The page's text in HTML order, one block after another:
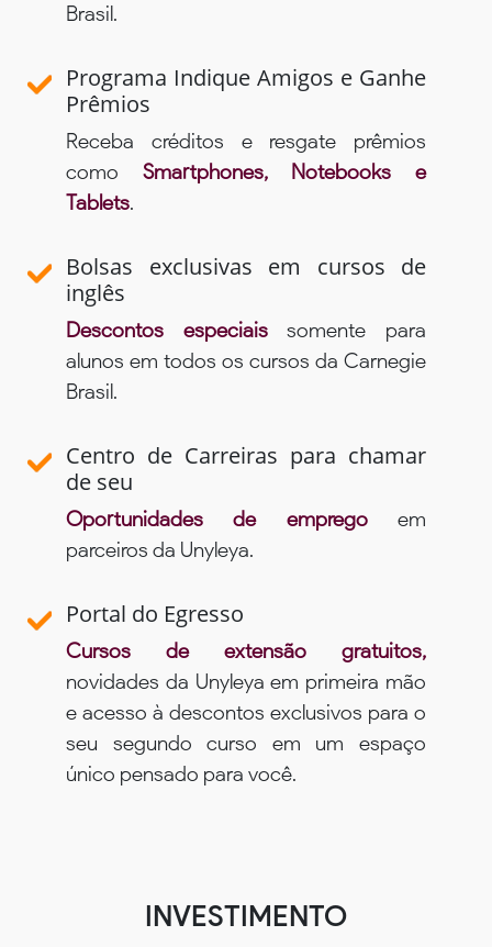
Brasil.
Programa Indique Amigos e Ganhe
Prêmios
Receba créditos e resgate prêmios
como Smartphones, Notebooks e
Tablets.
Bolsas exclusivas em cursos de
inglês
Descontos especiaissomente para
alunos em todos os cursos da Carnegie
Brasil.
Centro de Carreiras para chamar
de seu
Oportunidades de empregoem
parceiros da Unyleya.
Portal do Egresso
Cursos de extensão gratuitos,
novidades da Unyleya em primeira mão
e acesso à descontos exclusivos para o
seu segundo curso em um espaço
único pensado para você.
INVESTIMENTO